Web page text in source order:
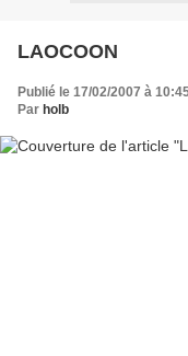
LAOCOON
Publié le 17/02/2007 à
Par holb